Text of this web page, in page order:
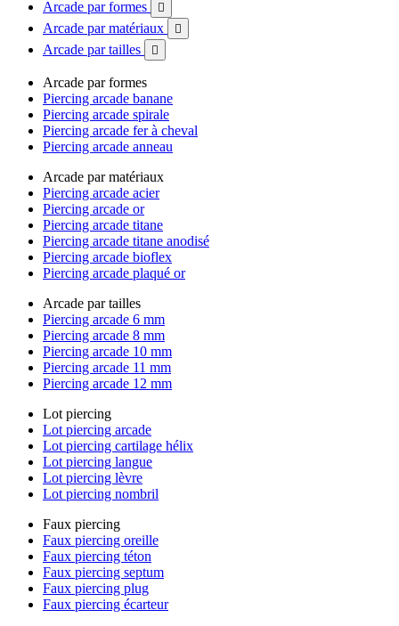
Arcade par formes

Arcade par matériaux 
Arcade par tailles 
Arcade par formes
Piercing arcade banane
Piercing arcade spirale
Piercing arcade fer à cheval
Piercing arcade anneau
Arcade par matériaux
Piercing arcade acier
Piercing arcade or
Piercing arcade titane
Piercing arcade titane anodisé
Piercing arcade bioflex
Piercing arcade plaqué or
Arcade par tailles
Piercing arcade 6 mm
Piercing arcade 8 mm
Piercing arcade 10 mm
Piercing arcade 11 mm
Piercing arcade 12 mm
Lot piercing
Lot piercing arcade
Lot piercing cartilage hélix
Lot piercing langue
Lot piercing lèvre
Lot piercing nombril
Faux piercing
Faux piercing oreille
Faux piercing téton
Faux piercing septum
Faux piercing plug
Faux piercing écarteur